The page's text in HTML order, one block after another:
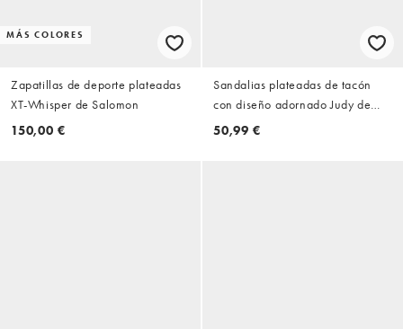
MÁS COLORES
Zapatillas de deporte plateadas
XT-Whisper de Salomon
150,00 €
Sandalias plateadas de tacón
con diseño adornado Judy de
Simmi London
50,99 €